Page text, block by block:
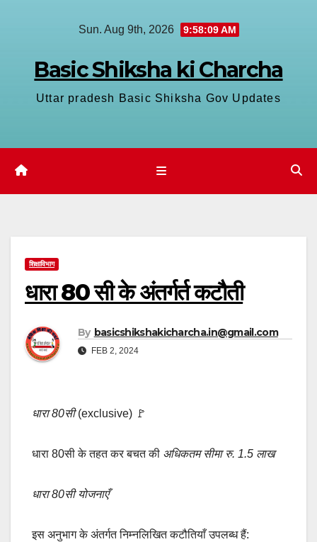
Sun. Aug 9th, 2026 9:58:10 AM
Basic Shiksha ki Charcha
Uttar pradesh Basic Shiksha Gov Updates
शिक्षाविभाग
धारा 80 सी के अंतर्गर्त कटौती
By basicshikshakicharcha.in@gmail.com
FEB 2, 2024
धारा 80सी(exclusive) 🚩
धारा 80सी के तहत कर बचत की अधिकतम सीमा रु. 1.5 लाख
धारा 80सी योजनाएँ
इस अनुभाग के अंतर्गत निम्नलिखित कटौतियाँ उपलब्ध हैं: